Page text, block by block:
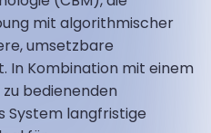
mit algorithmischer
umsetzbare
In Kombination mit einem
bedienenden
System langfristige